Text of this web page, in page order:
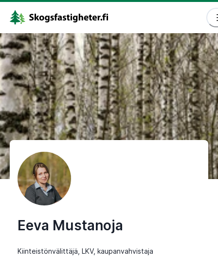
Eeva Mustanoja
Kiinteistönvälittäjä, LKV, kaupanvahvistaja